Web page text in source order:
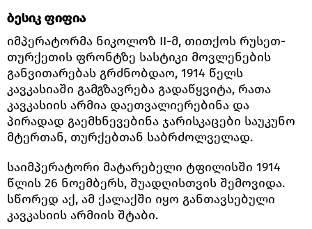
ბესიკ ფიფია
იმპერატორმა ნიკოლოზ II-მ, თითქოს რუსეთ-
თურქეთის ფრონტზე სასტიკი მოვლენების
განვითარებას გრძნობდაო, 1914 წელს
კავკასიაში გამგზავრება გადაწყვიტა, რათა
კავკასიის არმია დაეთვალიერებინა და
პირადად გაემხნევებინა ჯარისკაცები საუკუნო
მტერთან, თურქებთან საბრძოლველად.
საიმპერატორი მატარებელი ტფილისში 1914
წლის 26 ნოემბერს, შუადღისთვის შემოვიდა.
სწორედ აქ, ამ ქალაქში იყო განთავსებული
კავკასიის არმიის შტაბი.